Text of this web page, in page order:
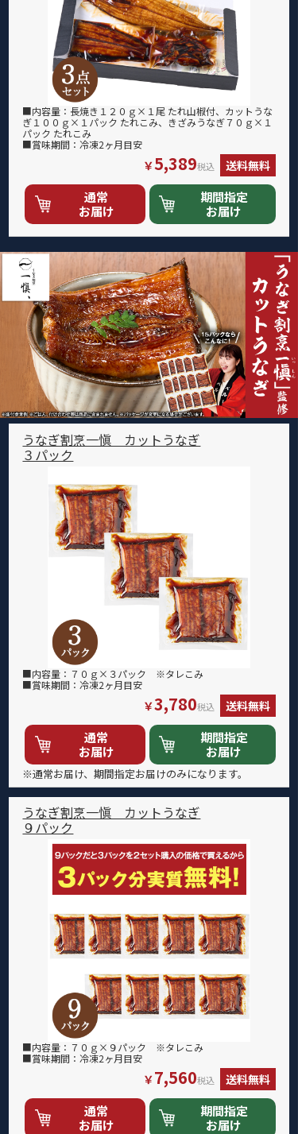
■内容量：長焼き１２０ｇ×１尾 たれ山椒付、カットうな
ぎ１００ｇ×１パック たれこみ、きざみうなぎ７０ｇ×１
パック たれこみ
■賞味期間：冷凍2ヶ月目安
￥5,389税込 送料無料
通常
お届け
期間指定
お届け
うなぎ割烹一愼 カットうなぎ
３パック
■内容量：７０ｇ×３パック ※タレこみ
■賞味期間：冷凍2ヶ月目安
￥3,780税込 送料無料
通常
お届け
期間指定
お届け
※通常お届け、期間指定お届けのみになります。
うなぎ割烹一愼 カットうなぎ
９パック
■内容量：７０ｇ×９パック ※タレこみ
■賞味期間：冷凍2ヶ月目安
￥7,560税込 送料無料
通常
お届け
期間指定
お届け